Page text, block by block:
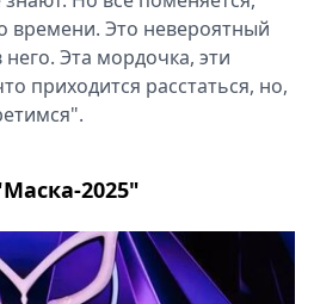
времени. Это невероятный
Эта мордочка, эти
приходится расстаться, но,
2025"